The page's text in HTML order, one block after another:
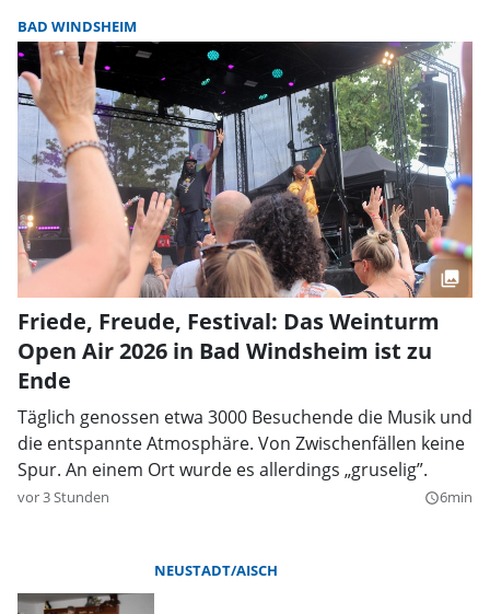
BAD WINDSHEIM
Friede, Freude, Festival: Das Weinturm
Open Air 2026 in Bad Windsheim ist zu
Ende
Täglich genossen etwa 3000 Besuchende die Musik und
die entspannte Atmosphäre. Von Zwischenfällen keine
Spur. An einem Ort wurde es allerdings „gruselig”.
vor 3 Stunden query_builder6min
NEUSTADT/AISCH